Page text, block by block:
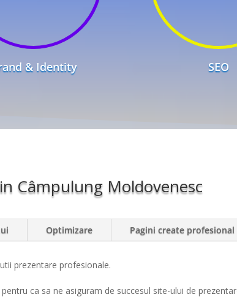
& Identity SEO
Câmpulung Moldovenesc
Optimizare Pagini create profesional
prezentare profesionale.
ca sa ne asiguram de succesul site-ului de